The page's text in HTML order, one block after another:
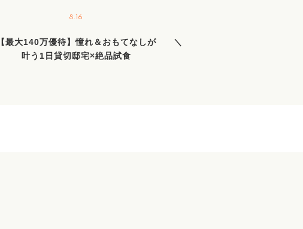
8.16
【最大140万優待】憧れ＆おもてなしが
叶う1日貸切邸宅×絶品試食
＼2日間限定BIGフェア／新作